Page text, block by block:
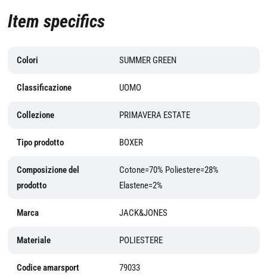
Item specifics
Colori SUMMER GREEN
Classificazione UOMO
Collezione PRIMAVERA ESTATE
Tipo prodotto BOXER
Composizione del
prodotto
Cotone=70% Poliestere=28%
Elastene=2%
Marca JACK&JONES
Materiale POLIESTERE
Codice amarsport 79033